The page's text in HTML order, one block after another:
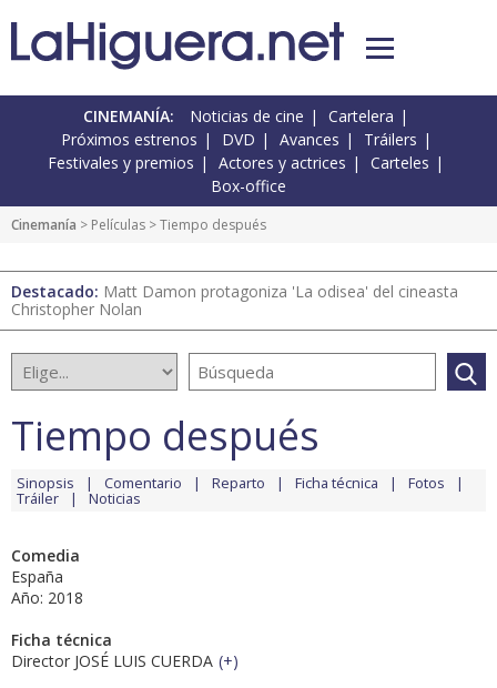
CINEMANÍA: Noticias de cine
Cartelera
Próximos estrenos
DVD Avances
Tráilers
Festivales y premios
Actores y actrices
Carteles
Box-office
Cinemanía > Películas > Tiempo después
Destacado: Matt Damon protagoniza 'La odisea' del cineasta
Christopher Nolan
Tiempo después
Sinopsis Comentario Reparto Ficha técnica Fotos
Tráiler Noticias
Comedia
España
Año: 2018
Ficha técnica
Director JOSÉ LUIS CUERDA (+)